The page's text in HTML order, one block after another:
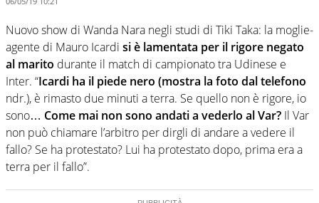
Nuovo show di Wanda Nara negli studi di Tiki Taka: la moglie-
agente di Mauro Icardi si è lamentata per il rigore negato
al marito durante il match di campionato tra Udinese e
Inter. “Icardi ha il piede nero (mostra la foto dal telefono
ndr.), è rimasto due minuti a terra. Se quello non è rigore, io
sono… Come mai non sono andati a vederlo al Var? Il Var
non può chiamare l’arbitro per dirgli di andare a vedere il
fallo? Se ha protestato? Lui ha protestato dopo, prima era a
terra per il fallo”.